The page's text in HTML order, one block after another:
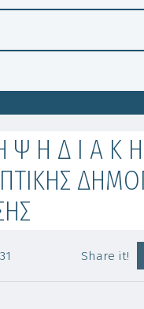
Ψ Η Δ Ι Α Κ
Share it!